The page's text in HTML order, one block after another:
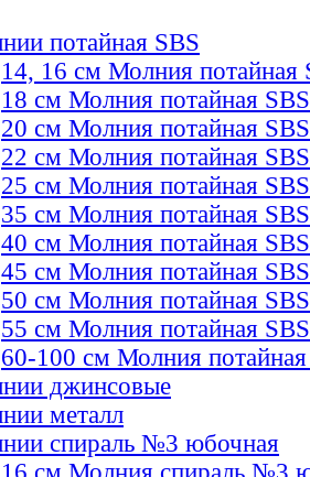
потайная SBS
14, 16 см Молния потайная
18 см Молния потайная SBS
20 см Молния потайная SBS
22 см Молния потайная SBS
25 см Молния потайная SBS
35 см Молния потайная SBS
40 см Молния потайная SBS
45 см Молния потайная SBS
50 см Молния потайная SBS
55 см Молния потайная SBS
60-100 см Молния
джинсовые
металл
спираль №3 юбочная